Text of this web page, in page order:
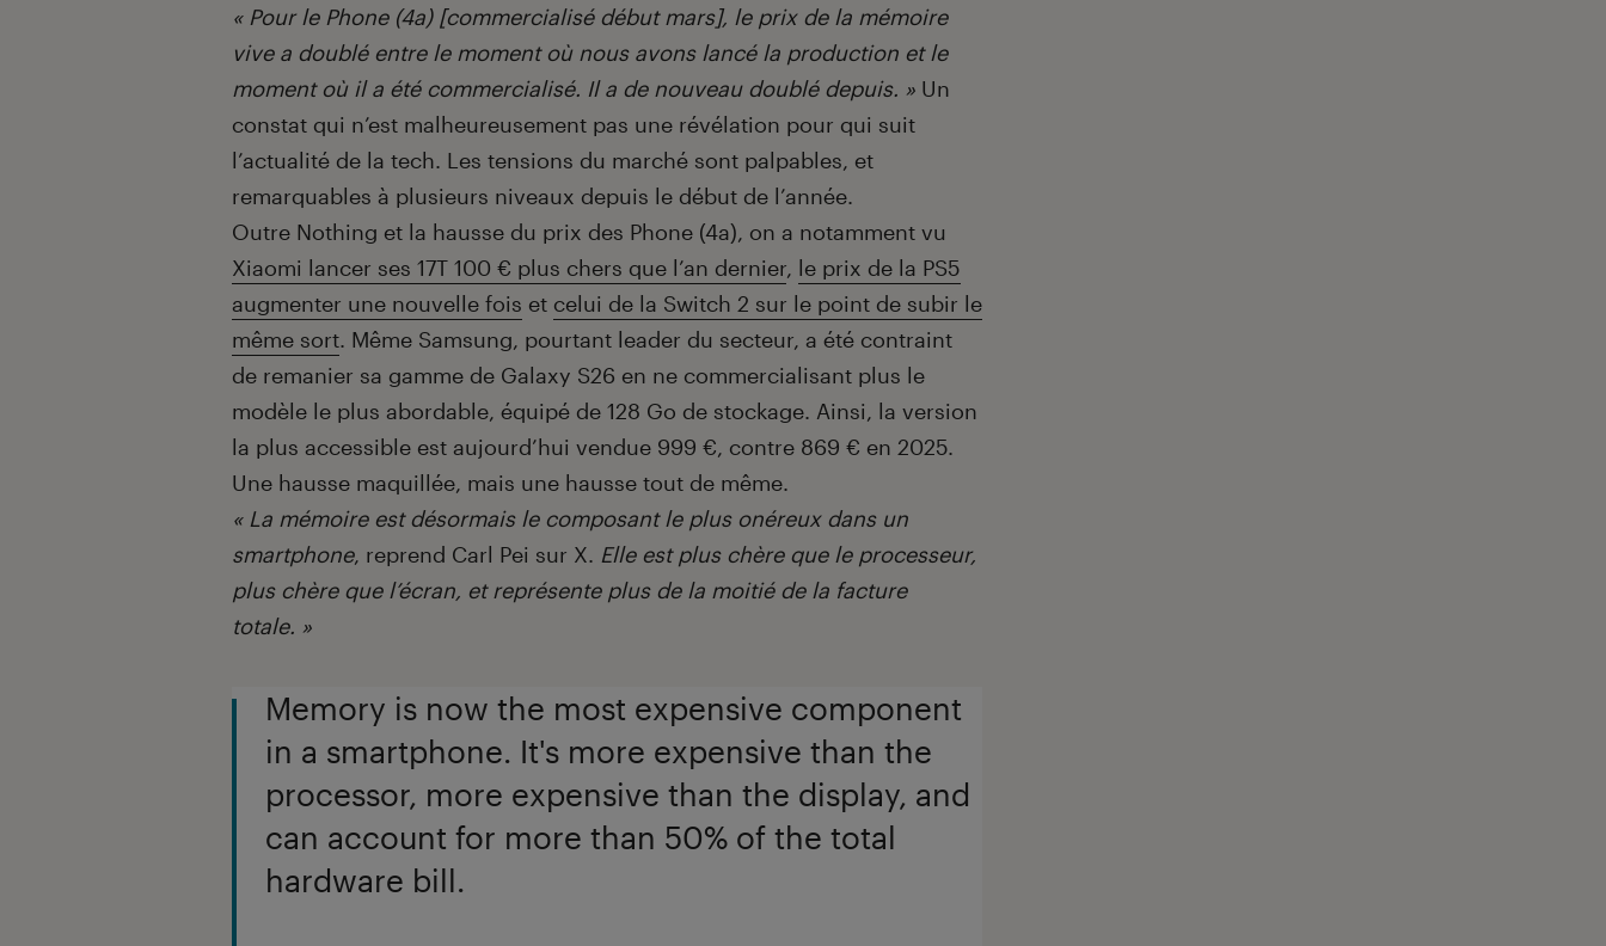
« Pour le Phone (4a) [commercialisé début mars], le prix de la mémoire
vive a doublé entre le moment où nous avons lancé la production et le
moment où il a été commercialisé. Il a de nouveau doublé depuis. » Un
constat qui n’est malheureusement pas une révélation pour qui suit
l’actualité de la tech. Les tensions du marché sont palpables, et
remarquables à plusieurs niveaux depuis le début de l’année.
Outre Nothing et la hausse du prix des Phone (4a), on a notamment vu
Xiaomi lancer ses 17T 100 € plus chers que l’an dernier, le prix de la PS5
augmenter une nouvelle fois et celui de la Switch 2 sur le point de subir le
même sort. Même Samsung, pourtant leader du secteur, a été contraint
de remanier sa gamme de Galaxy S26 en ne commercialisant plus le
modèle le plus abordable, équipé de 128 Go de stockage. Ainsi, la version
la plus accessible est aujourd’hui vendue 999 €, contre 869 € en 2025.
Une hausse maquillée, mais une hausse tout de même.
« La mémoire est désormais le composant le plus onéreux dans un
smartphone, reprend Carl Pei sur X. Elle est plus chère que le processeur,
plus chère que l’écran, et représente plus de la moitié de la facture
totale. »
Memory is now the most expensive component
in a smartphone. It's more expensive than the
processor, more expensive than the display, and
can account for more than 50% of the total
hardware bill.